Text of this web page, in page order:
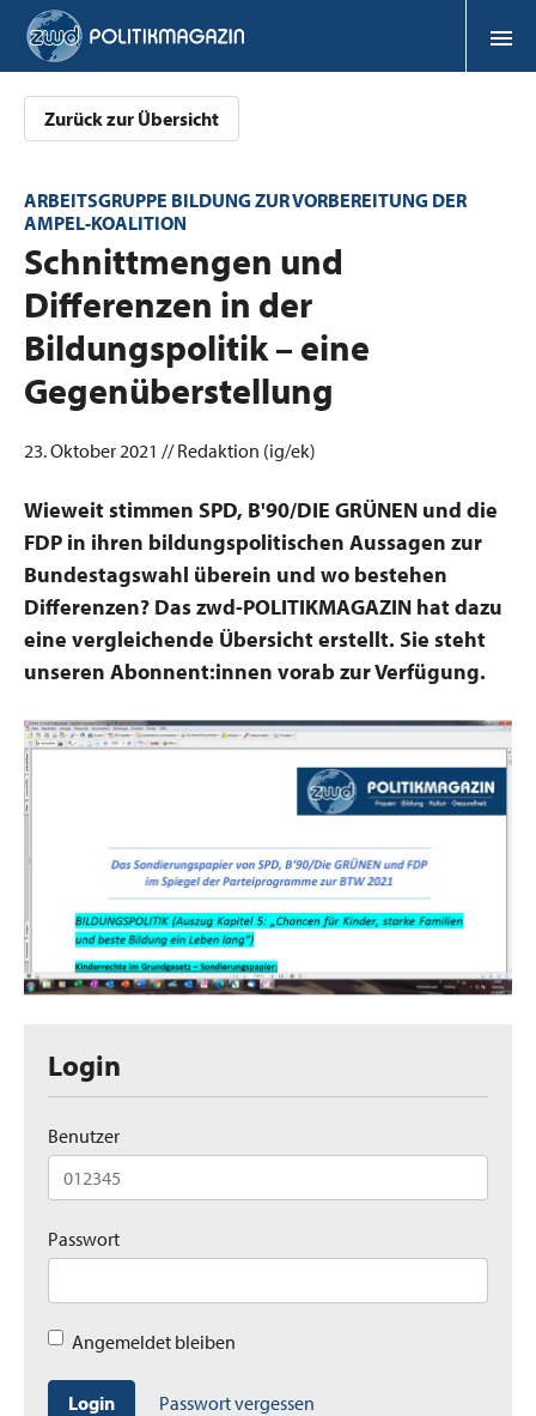
Zurück zur Übersicht
ARBEITSGRUPPE BILDUNG ZUR VORBEREITUNG DER
AMPEL-KOALITION
:Schnittmengen und
Differenzen in der
Bildungspolitik – eine
Gegenüberstellung
23. Oktober 2021 // Redaktion (ig/ek)
Wieweit stimmen SPD, B'90/DIE GRÜNEN und die
FDP in ihren bildungspolitischen Aussagen zur
Bundestagswahl überein und wo bestehen
Differenzen? Das zwd-POLITIKMAGAZIN hat dazu
eine vergleichende Übersicht erstellt. Sie steht
unseren Abonnent:innen vorab zur Verfügung.
Login
Benutzer
Passwort
Angemeldet bleiben
Login Passwort vergessen